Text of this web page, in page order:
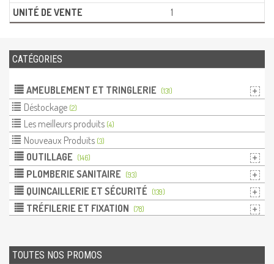
1
CATÉGORIES
AMEUBLEMENT ET TRINGLERIE (131)
Déstockage (2)
Les meilleurs produits (4)
Nouveaux Produits (3)
OUTILLAGE (146)
PLOMBERIE SANITAIRE (93)
QUINCAILLERIE ET SÉCURITÉ (139)
TRÉFILERIE ET FIXATION (78)
TOUTES NOS PROMOS